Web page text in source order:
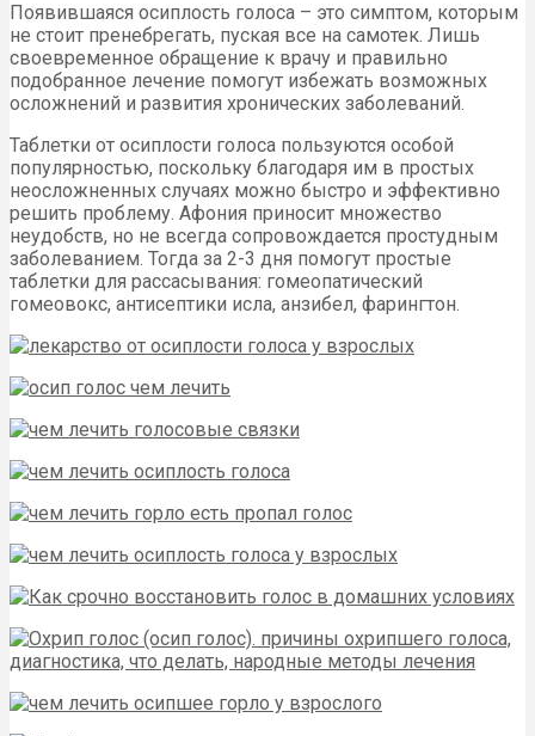
Появившаяся осиплость голоса – это симптом, которым
не стоит пренебрегать, пуская все на самотек. Лишь
своевременное обращение к врачу и правильно
подобранное лечение помогут избежать возможных
осложнений и развития хронических заболеваний.
Таблетки от осиплости голоса пользуются особой
популярностью, поскольку благодаря им в простых
неосложненных случаях можно быстро и эффективно
решить проблему. Афония приносит множество
неудобств, но не всегда сопровождается простудным
заболеванием. Тогда за 2-3 дня помогут простые
таблетки для рассасывания: гомеопатический
гомеовокс, антисептики исла, анзибел, фарингтон.